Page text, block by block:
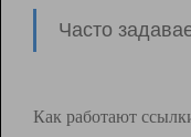
Часто
Как работают